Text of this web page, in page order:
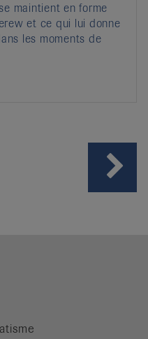
maintient en forme
et ce qui lui donne
les moments de